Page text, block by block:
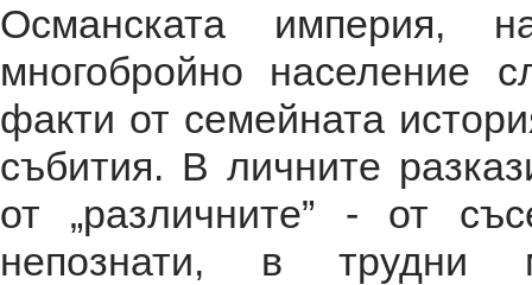
Османската империя,
многобройно население
факти от семейната
събития. В личните
от „различните” - от
непознати, в трудни